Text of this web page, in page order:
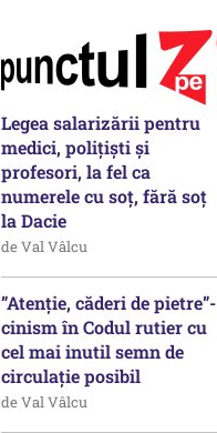
Legea salarizării pentru
medici, polițiști și
profesori, la fel ca
numerele cu soț, fără soț
la Dacie
de Val Vâlcu
”Atenție, căderi de pietre”-
cinism în Codul rutier cu
cel mai inutil semn de
circulație posibil
de Val Vâlcu